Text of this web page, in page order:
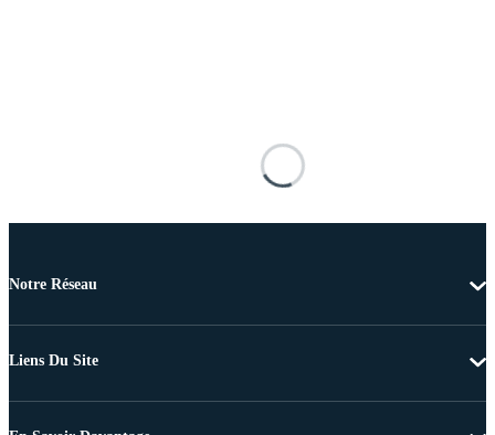
Notre Réseau
Liens Du Site